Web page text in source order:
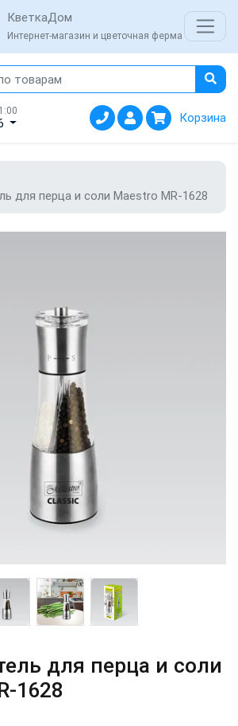
КветкаДом
Интернет-магазин и цветочная ферма
Корзина
для перца и соли Maestro MR-1628
для перца и соли
1628